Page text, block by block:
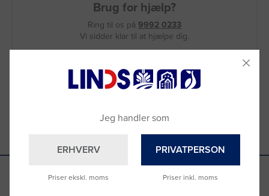
Brug for hjælp?
Ring til os på 9992 0233
Vi sidder klar til at hjælpe dig.
–se oversigten her
Jeg handler som
ERHVERV
Priser ekskl. moms
PRIVATPERSON
Priser inkl. moms